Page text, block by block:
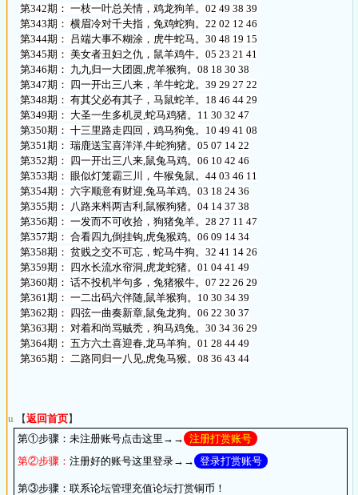
第342期： 一枝一叶总关情，鸡龙狗羊。02 49 38 39
第343期： 横眉冷对千夫指，兔鸡蛇狗。22 02 12 46
第344期： 吕端大事不糊涂，虎牛蛇马。30 48 19 15
第345期： 美女者丑妇之仇，鼠羊鸡牛。05 23 21 41
第346期： 九九归一大团圆,虎羊猴狗。08 18 30 38
第347期： 四一开出三八来，羊牛蛇龙。39 29 27 22
第348期： 有其父必有其子，马鼠蛇羊。18 46 44 29
第349期： 大圣一生多机灵,蛇马鸡猪。11 30 32 47
第350期： 十三里路走四回，鸡马狗兔。10 49 41 08
第351期： 瑞鹿送宝喜洋洋,牛蛇狗猪。05 07 14 22
第352期： 四一开出三八来,鼠兔马鸡。06 10 42 46
第353期： 眼似灯笼霸三川，牛猴兔鼠。44 03 46 11
第354期： 六字顺意有财迎,兔马羊鸡。03 18 24 36
第355期： 八路来料两吉利,鼠猴狗猪。04 14 37 38
第356期： 一发而不可收拾，狗猪兔羊。28 27 11 47
第357期： 合看四九倒挂钩,虎兔猴鸡。06 09 14 34
第358期： 贫贱之交不可忘，蛇马牛狗。32 41 14 26
第359期： 四水长流水帘洞,虎龙蛇猪。01 04 41 49
第360期： 话不投机半句多，兔猪猴牛。07 22 26 29
第361期： 一二出码六伴随,鼠羊猴狗。10 30 34 39
第362期： 四弦一曲奏新章,鼠兔龙狗。06 22 30 37
第363期： 对着和尚骂贼秃，狗马鸡兔。30 34 36 29
第364期： 五方六土喜迎春,龙马羊狗。01 28 44 49
第365期： 二路同归一八见,虎兔马猴。08 36 43 44
u 【返回首页】
第①步骤： 未注册账号点击这里→→ 注册打赏账号
第②步骤： 注册好的账号这里登录→→ 登录打赏账号
第③步骤： 联系论坛管理充值论坛打赏铜币！